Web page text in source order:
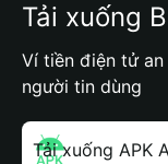
Tải xuống
Ví tiền điện tử
người tin dùng
Tải xuống APK